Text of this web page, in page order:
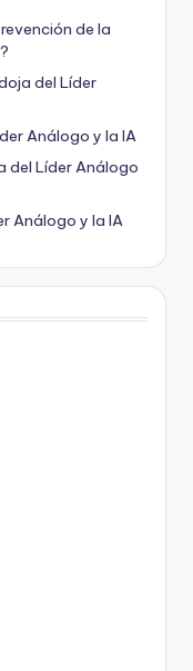
de la
del Líder
Análogo y la IA
del Líder Análogo
Análogo y la IA